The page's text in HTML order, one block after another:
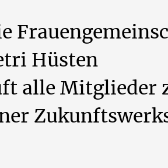
Hüsten
alle Mitglieder